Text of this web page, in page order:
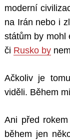
moderní
na Irán nebo i
státům by mohl
či Rusko by
Ačkoliv je
viděli. Během
Ani před
během jen